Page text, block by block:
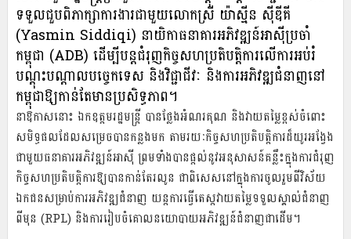
ទទួលជួបពិភាក្សាការងារជាមួយលោកស្រី យ៉ាស្មីន ស៊ីឌីគី
(Yasmin Siddiqi) នាយិកាធនាគារអភិវឌ្ឍន៍អាស៊ីប្រចាំ
កម្ពុជា (ADB) ដើម្បីបន្តជំរុញកិច្ចសហប្រតិបត្តិការលើការអប់រំ
បណ្ដុះបណ្ដាលបច្ចេកទេស និងវិជ្ជាជីវៈ និងការអភិវឌ្ឍជំនាញនៅ
កម្ពុជាឱ្យកាន់តែមានប្រសិទ្ធភាព។
នាឱកាសនោះ ឯកឧត្តមរដ្ឋមន្រ្តី បានថ្លែងអំណរគុណ និងវាយតម្លៃខ្ពស់ចំពោះ
សមិទ្ធផលដែលសម្រេចបានកន្លងមក តាមរយៈកិច្ចសហប្រតិបត្តិការដ៏យូរអង្វែង
ជាមួយធនាគារអភិវឌ្ឍន៍អាស៊ី ព្រមទាំងបានផ្ដល់នូវអនុសាសន៍គន្លឹះក្នុងការជំរុញ
កិច្ចសហប្រតិបត្តិការឱ្យបានកាន់តែរលូន ជាពិសេសនៅក្នុងការចូលរួមពីវិស័យ
ឯកជនសម្រាប់ការអភិវឌ្ឍជំនាញ យន្តការធ្វើតេស្តវាយតម្លៃទទួលស្គាល់ជំនាញ
ពីមុន (RPL) និងការរៀបចំគោលនយោបាយអភិវឌ្ឍន៍ជំនាញជាដើម។